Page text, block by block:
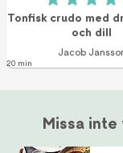
Tonfisk crudo med
och dill
Jacob
20 min
Missa